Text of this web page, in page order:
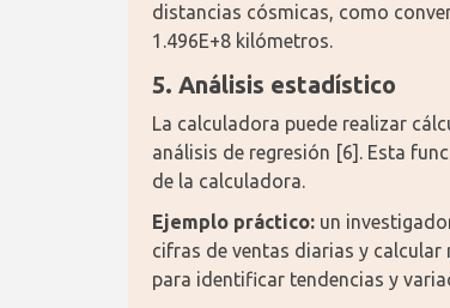
distancias cósmicas, como
1.496E+8 kilómetros.
5. Análisis estadístico
La calculadora puede realizar
análisis de regresión [6]. Esta
de la calculadora.
Ejemplo práctico: un
cifras de ventas diarias y
para identificar tendencias y